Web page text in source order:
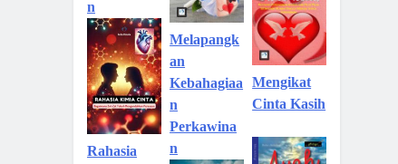
n
Rahasia
Melapangk
an
Kebahagiaa
n
Perkawina
n
Mengikat
Cinta Kasih